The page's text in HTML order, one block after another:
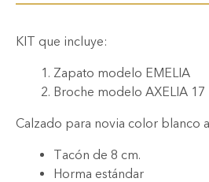
KIT que incluye:
Zapato modelo EMELIA
Broche modelo AXELIA 17
Calzado para novia color blanco
Tacón de 8 cm.
Horma estándar